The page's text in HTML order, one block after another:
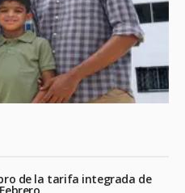
de la tarifa integrada de